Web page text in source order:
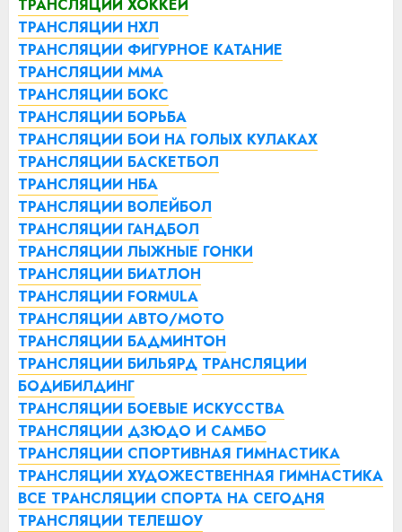
ТРАНСЛЯЦИИ ХОККЕЙ
ТРАНСЛЯЦИИ НХЛ
ТРАНСЛЯЦИИ ФИГУРНОЕ КАТАНИЕ
ТРАНСЛЯЦИИ ММА
ТРАНСЛЯЦИИ БОКС
ТРАНСЛЯЦИИ БОРЬБА
ТРАНСЛЯЦИИ БОИ НА ГОЛЫХ КУЛАКАХ
ТРАНСЛЯЦИИ БАСКЕТБОЛ
ТРАНСЛЯЦИИ НБА
ТРАНСЛЯЦИИ ВОЛЕЙБОЛ
ТРАНСЛЯЦИИ ГАНДБОЛ
ТРАНСЛЯЦИИ ЛЫЖНЫЕ ГОНКИ
ТРАНСЛЯЦИИ БИАТЛОН
ТРАНСЛЯЦИИ FORMULA
ТРАНСЛЯЦИИ АВТО/МОТО
ТРАНСЛЯЦИИ БАДМИНТОН
ТРАНСЛЯЦИИ БИЛЬЯРД ТРАНСЛЯЦИИ
БОДИБИЛДИНГ
ТРАНСЛЯЦИИ БОЕВЫЕ ИСКУССТВА
ТРАНСЛЯЦИИ ДЗЮДО И САМБО
ТРАНСЛЯЦИИ СПОРТИВНАЯ ГИМНАСТИКА
ТРАНСЛЯЦИИ ХУДОЖЕСТВЕННАЯ ГИМНАСТИКА
ВСЕ ТРАНСЛЯЦИИ СПОРТА НА СЕГОДНЯ
ТРАНСЛЯЦИИ ТЕЛЕШОУ